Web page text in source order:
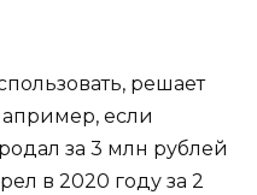
решает
если
за 3 млн рублей
в 2020 году за 2